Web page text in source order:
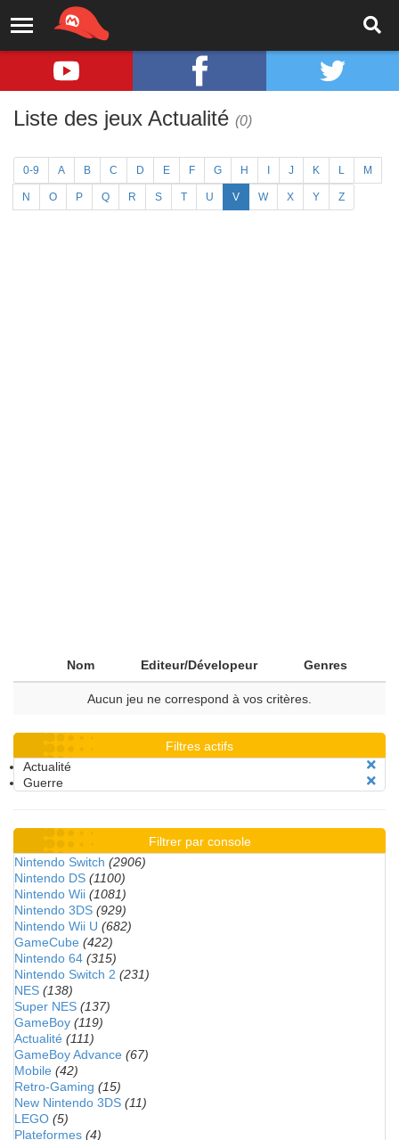
Liste des jeux Actualité (0)
0-9 A B C D E F G H J K L M
N O P Q R S T U V W X Y Z
Nom Editeur/Dévelopeur Genres
Aucun jeu ne correspond à vos critères.
Filtres actifs
Actualité
Guerre
Filtrer par console
Nintendo Switch (2906)
Nintendo DS (1100)
Nintendo Wii (1081)
Nintendo 3DS (929)
Nintendo Wii U (682)
GameCube (422)
Nintendo 64 (315)
Nintendo Switch 2 (231)
NES (138)
Super NES (137)
GameBoy (119)
Actualité (111)
GameBoy Advance (67)
Mobile (42)
Retro-Gaming (15)
New Nintendo 3DS (11)
LEGO (5)
Plateformes (4)